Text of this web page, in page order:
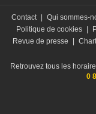
Contact Qui sommes-
Politique de cookies
Revue de presse
Retrouvez tous les
0